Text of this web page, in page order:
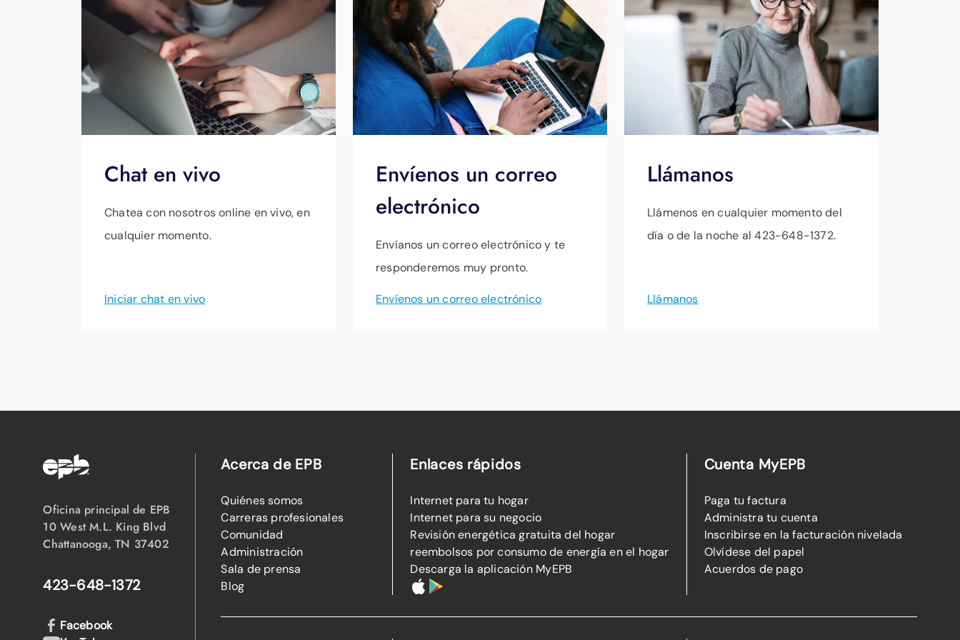
Chat en vivo
Chatea con nosotros online en vivo, en
cualquier momento.
Iniciar chat en vivo
Envíenos un correo
electrónico
Envíanos un correo electrónico y te
responderemos muy pronto.
Envíenos un correo electrónico
Llámanos
Llámenos en cualquier momento del
día o de la noche al 423-648-1372.
Llámanos
Oficina principal de EPB
10 West M.L. King Blvd
Chattanooga, TN 37402
423-648-1372
Acerca de EPB
Quiénes somos
Carreras profesionales
Comunidad
Administración
Sala de prensa
Blog
Enlaces rápidos
Internet para tu hogar
Internet para su negocio
Revisión energética gratuita del hogar
reembolsos por consumo de energía en el hogar
Descarga la aplicación MyEPB
Cuenta MyEPB
Paga tu factura
Administra tu cuenta
Inscribirse en la facturación nivelada
Olvídese del papel
Acuerdos de pago
Facebook